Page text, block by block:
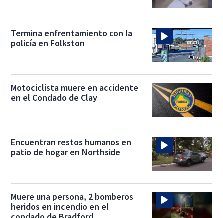
Termina enfrentamiento con la
policía en Folkston
Motociclista muere en accidente
en el Condado de Clay
Encuentran restos humanos en
patio de hogar en Northside
Muere una persona, 2 bomberos
heridos en incendio en el